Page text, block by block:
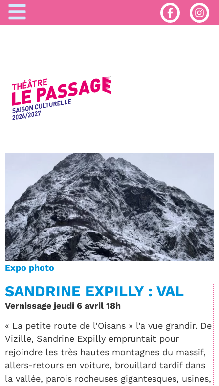
Expo photo
SANDRINE EXPILLY : VAL
Vernissage jeudi 6 avril 18h
« La petite route de l’Oisans » l’a vue grandir. De
Vizille, Sandrine Expilly empruntait pour
rejoindre les très hautes montagnes du massif,
allers-retours en voiture, brouillard tardif dans
la vallée, parois rocheuses gigantesques, usines,